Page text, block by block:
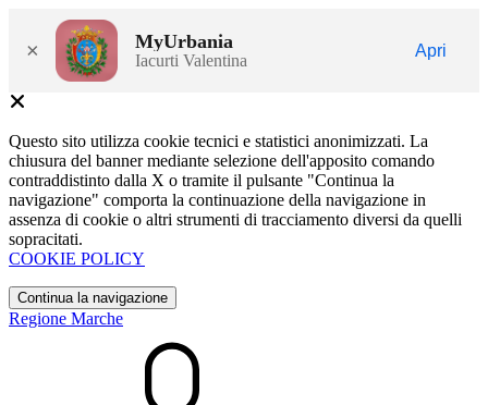
× MyUrbania
Iacurti Valentina
Apri
Questo sito utilizza cookie tecnici e statistici anonimizzati. La
chiusura del banner mediante selezione dell'apposito comando
contraddistinto dalla X o tramite il pulsante "Continua la
navigazione" comporta la continuazione della navigazione in
assenza di cookie o altri strumenti di tracciamento diversi da quelli
sopracitati.
COOKIE POLICY
Continua la navigazione
Regione Marche